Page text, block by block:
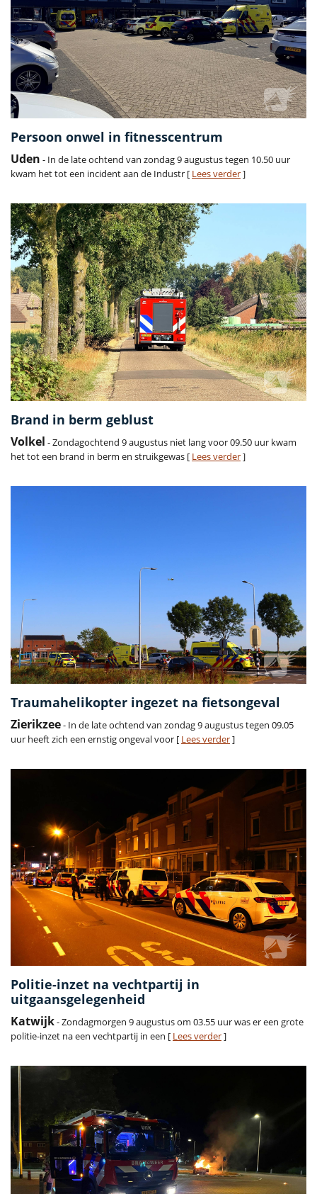
Persoon onwel in fitnesscentrum
Uden - In de late ochtend van zondag 9 augustus tegen 10.50 uur
kwam het tot een incident aan de Industr [ Lees verder]
Brand in berm geblust
Volkel - Zondagochtend 9 augustus niet lang voor 09.50 uur kwam
het tot een brand in berm en struikgewas [ Lees verder]
Traumahelikopter ingezet na fietsongeval
Zierikzee- In de late ochtend van zondag 9 augustus tegen 09.05
uur heeft zich een ernstig ongeval voor [ Lees verder]
Politie-inzet na vechtpartij in
uitgaansgelegenheid
Katwijk- Zondagmorgen 9 augustus om 03.55 uur was er een grote
politie-inzet na een vechtpartij in een [ Lees verder]